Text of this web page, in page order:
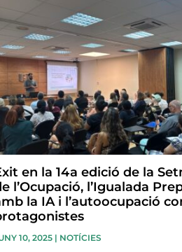
en la 14a edició de la
l’Ocupació, l’Igualada
la IA i l’autoocupació
10, 2025| NOTÍCIES